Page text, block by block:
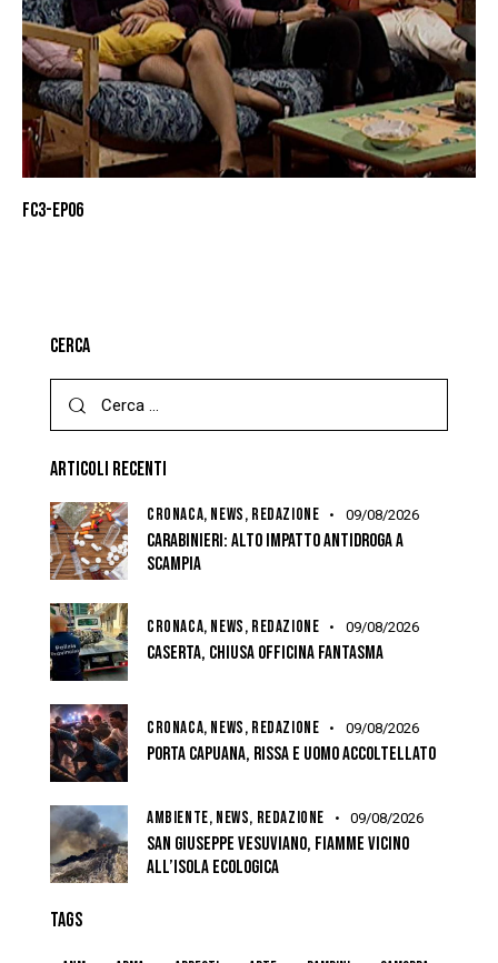
FC3-EP06
CERCA
ARTICOLI RECENTI
CRONACA, NEWS, REDAZIONE 09/08/2026
CARABINIERI: ALTO IMPATTO ANTIDROGA A
SCAMPIA
CRONACA, NEWS, REDAZIONE 09/08/2026
CASERTA, CHIUSA OFFICINA FANTASMA
CRONACA, NEWS, REDAZIONE 09/08/2026
PORTA CAPUANA, RISSA E UOMO ACCOLTELLATO
AMBIENTE, NEWS, REDAZIONE 09/08/2026
SAN GIUSEPPE VESUVIANO, FIAMME VICINO
ALL’ISOLA ECOLOGICA
TAGS